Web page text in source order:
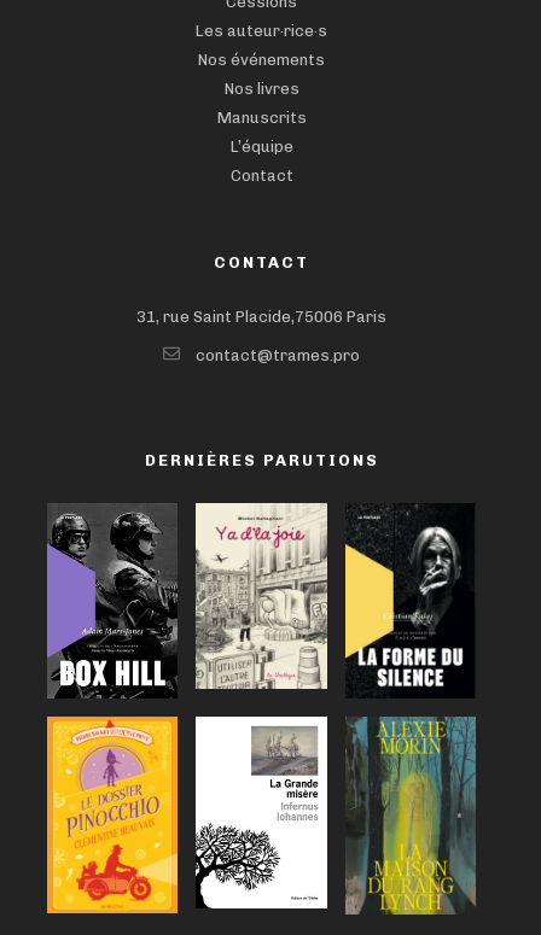
Les auteur·rice·s
Nos événements
Nos livres
Manuscrits
L’équipe
Contact
CONTACT
31, rue Saint Placide,75006 Paris
contact@trames.pro
DERNIÈRES PARUTIONS